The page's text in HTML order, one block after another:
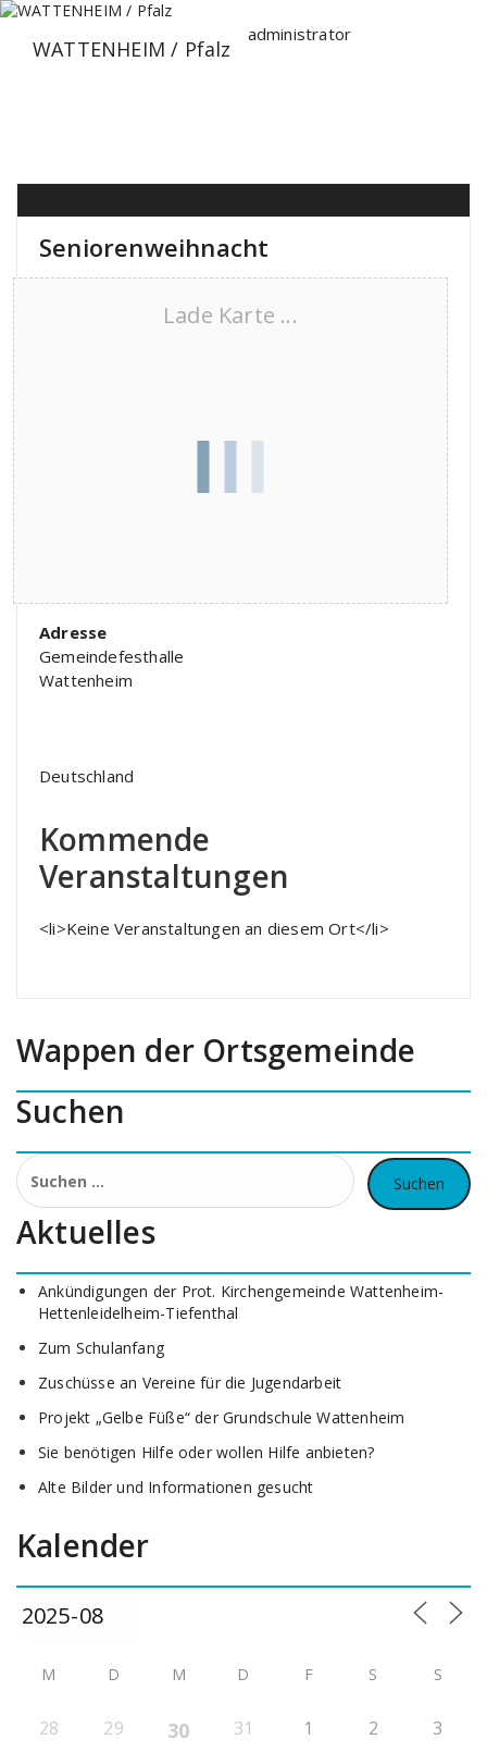
Zum
springenWATTENHEIM / Pfalz
administrator
Seniorenweihnacht
Lade Karte ...
Adresse
Gemeindefesthalle
Wattenheim
Deutschland
Kommende
Veranstaltungen
<li>Keine Veranstaltungen an diesem Ort</li>
Wappen der Ortsgemeinde
Suchen
Suchen
nach:
Aktuelles
Ankündigungen der Prot. Kirchengemeinde Wattenheim-
Hettenleidelheim-Tiefenthal
Zum Schulanfang
Zuschüsse an Vereine für die Jugendarbeit
Projekt „Gelbe Füße“ der Grundschule Wattenheim
Sie benötigen Hilfe oder wollen Hilfe anbieten?
Alte Bilder und Informationen gesucht
Kalender
M D M D F S S
28 29 30 31 1 2 3